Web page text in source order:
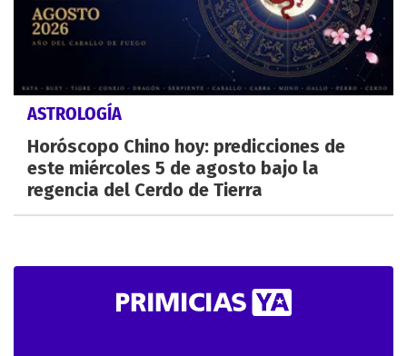
ASTROLOGÍA
Horóscopo Chino hoy: predicciones de
este miércoles 5 de agosto bajo la
regencia del Cerdo de Tierra